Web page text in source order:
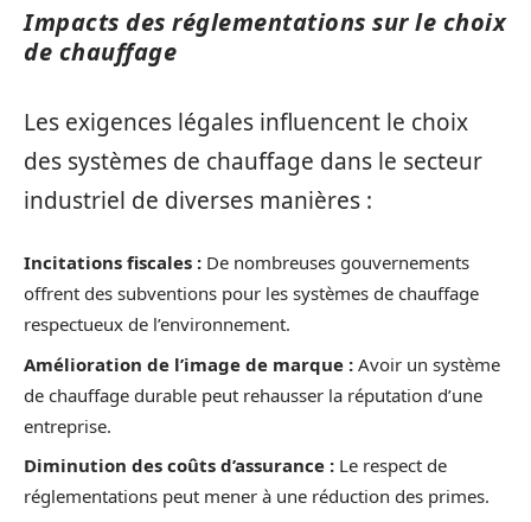
Impacts des réglementations sur le choix
de chauffage
Les exigences légales influencent le choix
des systèmes de chauffage dans le secteur
industriel de diverses manières :
Incitations fiscales : De nombreuses gouvernements
offrent des subventions pour les systèmes de chauffage
respectueux de l’environnement.
Amélioration de l’image de marque : Avoir un système
de chauffage durable peut rehausser la réputation d’une
entreprise.
Diminution des coûts d’assurance : Le respect de
réglementations peut mener à une réduction des primes.